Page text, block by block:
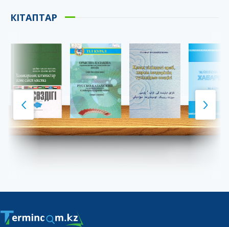
КІТАПТАР